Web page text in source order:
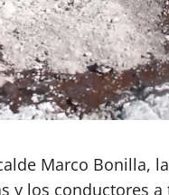
Marco Bonilla,
y los conductores